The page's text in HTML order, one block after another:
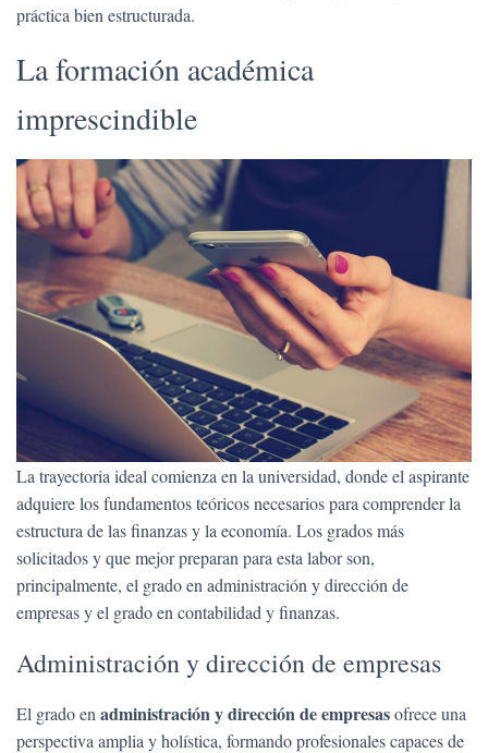
práctica bien estructurada.
La formación académica
imprescindible
La trayectoria ideal comienza en la universidad, donde el aspirante
adquiere los fundamentos teóricos necesarios para comprender la
estructura de las finanzas y la economía. Los grados más
solicitados y que mejor preparan para esta labor son,
principalmente, el grado en administración y dirección de
empresas y el grado en contabilidad y finanzas.
Administración y dirección de empresas
El grado en administración y dirección de empresasofrece una
perspectiva amplia y holística, formando profesionales capaces de